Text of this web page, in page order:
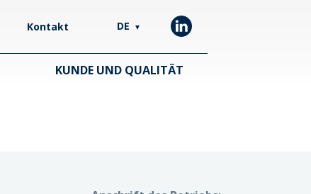
Kontakt DE ▼
KUNDE UND QUALITÄT